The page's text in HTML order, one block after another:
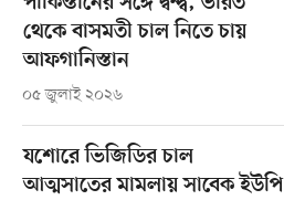
থেকে বাসমতী চাল নিতে চায়
আফগানিস্তান
০৫ জুলাই ২০২৬
যশোরে ভিজিডির চাল
আত্মসাতের মামলায় সাবেক ইউপি